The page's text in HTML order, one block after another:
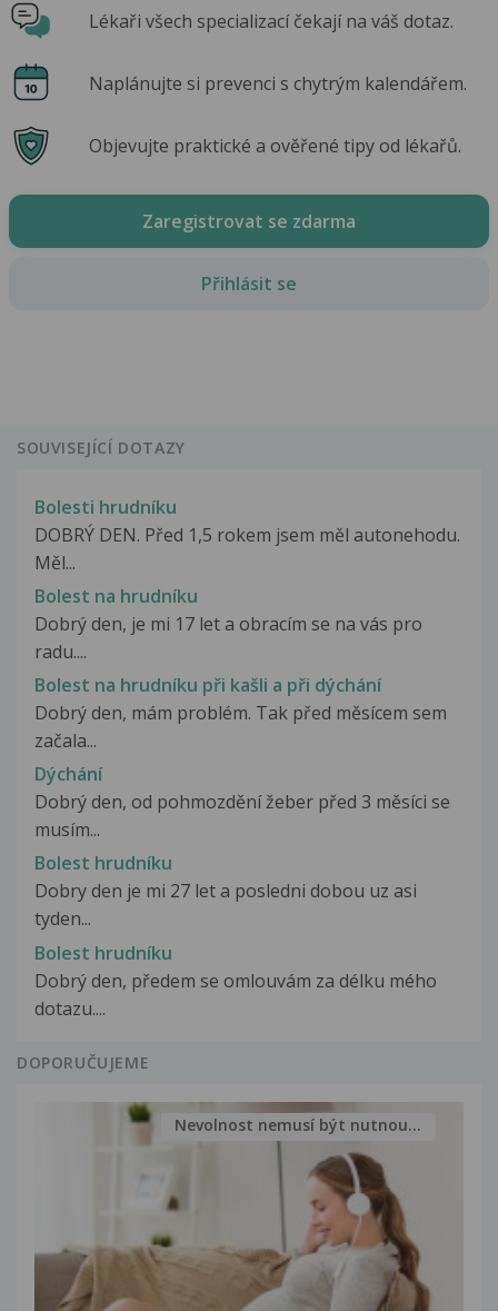
Lékaři všech specializací čekají na váš dotaz.
Naplánujte si prevenci s chytrým kalendářem.
Objevujte praktické a ověřené tipy od lékařů.
Zaregistrovat se zdarma
Přihlásit se
SOUVISEJÍCÍ DOTAZY
Bolesti hrudníku
DOBRÝ DEN. Před 1,5 rokem jsem měl autonehodu.
Měl...
Bolest na hrudníku
Dobrý den, je mi 17 let a obracím se na vás pro
radu....
Bolest na hrudníku při kašli a při dýchání
Dobrý den, mám problém. Tak před měsícem sem
začala...
Dýchání
Dobrý den, od pohmozdění žeber před 3 měsíci se
musím...
Bolest hrudníku
Dobry den je mi 27 let a posledni dobou uz asi
tyden...
Bolest hrudníku
Dobrý den, předem se omlouvám za délku mého
dotazu....
DOPORUČUJEME
Nevolnost nemusí být nutnou...